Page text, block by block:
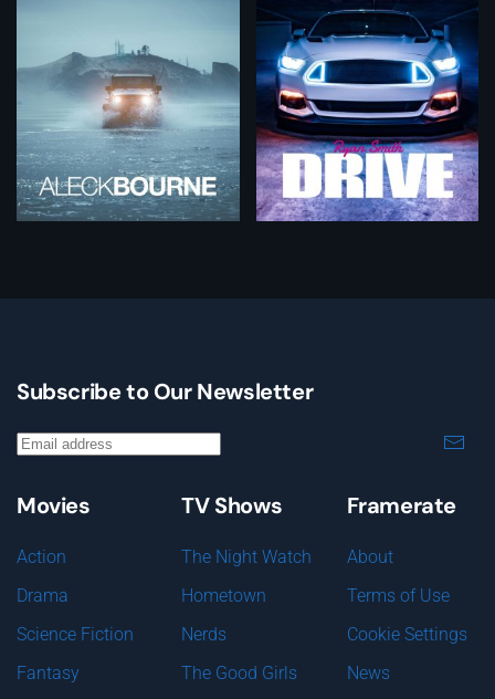
Subscribe to Our Newsletter
Movies
Action
Drama
Science Fiction
Fantasy
TV Shows
The Night Watch
Hometown
Nerds
The Good Girls
Framerate
About
Terms of Use
Cookie Settings
News